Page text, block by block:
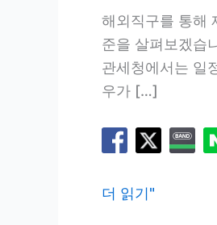
해외직구를 통해
준을 살펴보겠습
관세청에서는 일
우가 […]
관
더 읽기"